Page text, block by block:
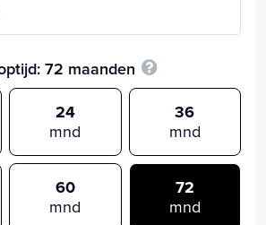
72 maanden
24
mnd
36
mnd
60
mnd
72
mnd